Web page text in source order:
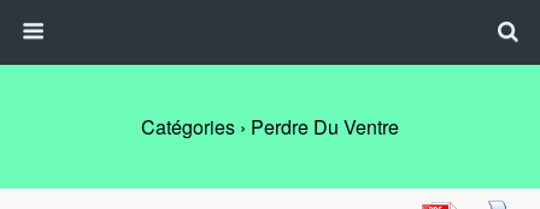
Catégories › Perdre Du Ventre